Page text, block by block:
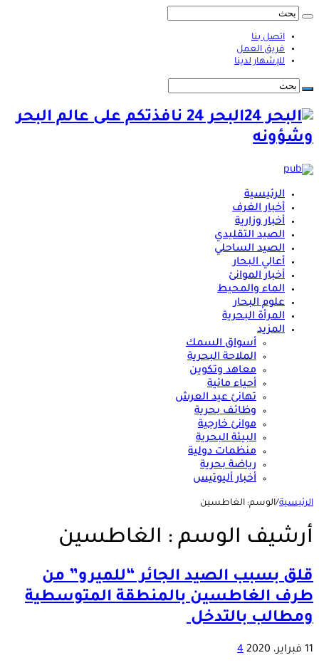
اتصل بنا
فريق العمل
للإشهار لدينا
البحر 24 نافذتكم على عالم البحر
وشؤونه
الرئيسية
أخبار الغرف
أخبار وزارية
الصيد التقليدي
الصيد الساحلي
أعالي البحار
أخبار الموانئ
الماء والمحيط
علوم البحار
المرأة البحرية
المزيد
أسواق السمك
الملاحة البحرية
معاهد وتكوين
أحياء مائية
تهانئ عيد العرش
وظائف بحرية
موانئ خارجية
البيئة البحرية
منظمات دولية
رياضة بحرية
أخبار أليوتيس
الرئيسية/الوسم: الغاطسين
أرشيف الوسم : الغاطسين
قلق بسبب الصيد الجائر “للميرو” من
طرف الغاطسين بالمنطقة المتوسطية
ومطالب بالتدخل
11 فبراير، 2020 4